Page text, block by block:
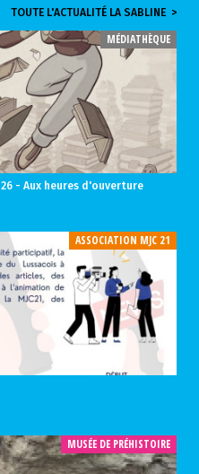
TOUTE L'ACTUALITÉ LA SABLINE >
MÉDIATHÈQUE
- Aux heures d'ouverture
ASSOCIATION MJC 21
MUSÉE DE PRÉHISTOIRE